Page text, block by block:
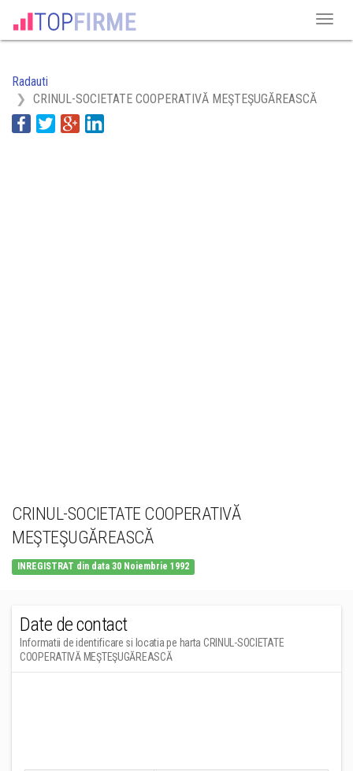
Radauti
CRINUL-SOCIETATE COOPERATIVĂ MEŞTEŞUGĂREASCĂ
CRINUL-SOCIETATE COOPERATIVĂ
MEŞTEŞUGĂREASCĂ
INREGISTRAT din data 30 Noiembrie 1992
Date de contact
Informatii de identificare si locatia pe harta CRINUL-SOCIETATE
COOPERATIVĂ MEŞTEŞUGĂREASCĂ